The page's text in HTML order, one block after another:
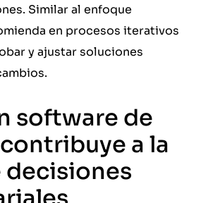
Similar al enfoque
en procesos iterativos
y ajustar soluciones
software de
a la
decisiones